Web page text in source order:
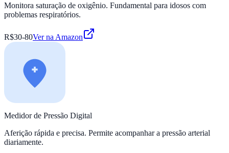
Monitora saturação de oxigênio. Fundamental para idosos com
problemas respiratórios.
R$30-80Ver na Amazon
Medidor de Pressão Digital
Aferição rápida e precisa. Permite acompanhar a pressão arterial
diariamente.